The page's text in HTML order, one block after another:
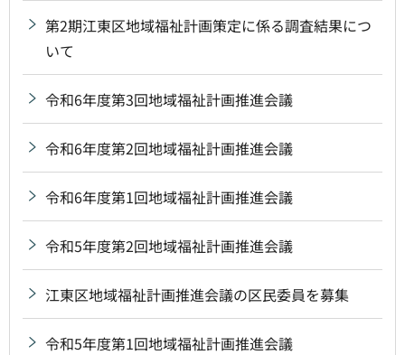
第2期江東区地域福祉計画策定に係る調査結果につ
いて
令和6年度第3回地域福祉計画推進会議
令和6年度第2回地域福祉計画推進会議
令和6年度第1回地域福祉計画推進会議
令和5年度第2回地域福祉計画推進会議
江東区地域福祉計画推進会議の区民委員を募集
令和5年度第1回地域福祉計画推進会議